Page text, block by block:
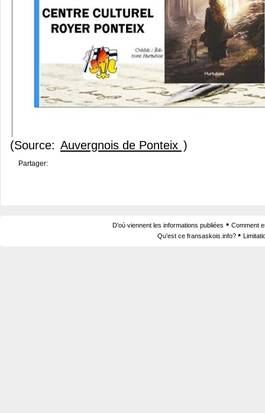
(Source: Auvergnois de Ponteix )
Partager:
D'où viennent les informations publiées • Comment
Qu'est ce fransaskois.info? •